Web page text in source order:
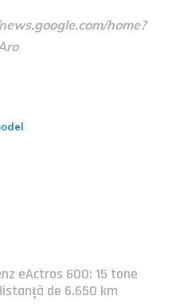
home?
eActros 600: 15 tone
de 6.650 km